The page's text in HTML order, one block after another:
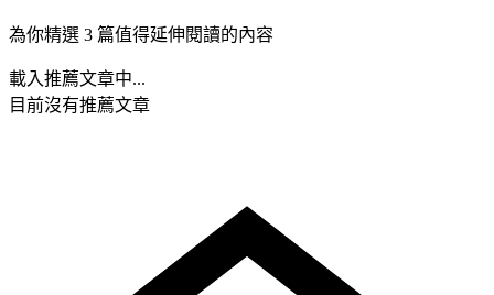
為你精選 3 篇值得延伸閱讀的內容
載入推薦文章中...
目前沒有推薦文章